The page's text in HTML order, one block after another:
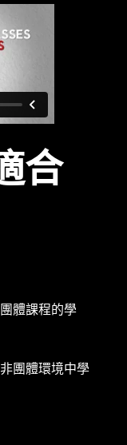
合
體課程的學
團體環境中學